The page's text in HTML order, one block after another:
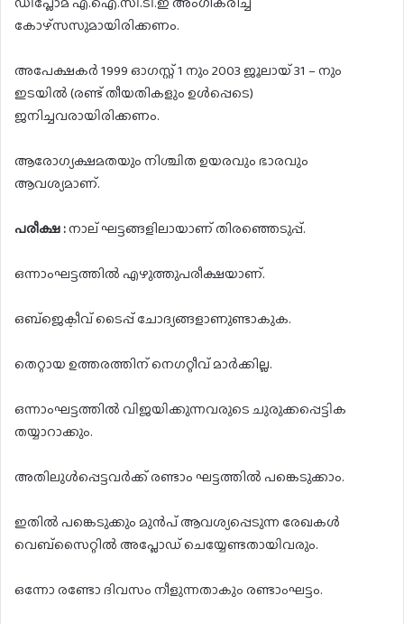
കോഴ്സസുമായിരിക്കണം.
അപേക്ഷകർ 1999 ഓഗസ്റ്റ് 1 നും 2003 ജൂലായ് 31 – നും
ഇടയിൽ (രണ്ട് തീയതികളും ഉൾപ്പെടെ)
ജനിച്ചവരായിരിക്കണം.
ആരോഗ്യക്ഷമതയും നിശ്ചിത ഉയരവും ഭാരവും
ആവശ്യമാണ്.
പരീക്ഷ :നാല് ഘട്ടങ്ങളിലായാണ് തിരഞ്ഞെടുപ്പ്.
ഒന്നാംഘട്ടത്തിൽ എഴുത്തുപരീക്ഷയാണ്.
ഒബ്ജെക്ടീവ് ടൈപ്പ് ചോദ്യങ്ങളാണുണ്ടാകുക.
തെറ്റായ ഉത്തരത്തിന് നെഗറ്റീവ് മാർക്കില്ല.
ഒന്നാംഘട്ടത്തിൽ വിജയിക്കുന്നവരുടെ ചുരുക്കപ്പെട്ടിക
തയ്യാറാക്കും.
അതിലുൾപ്പെട്ടവർക്ക് രണ്ടാം ഘട്ടത്തിൽ പങ്കെടുക്കാം.
ഇതിൽ പങ്കെടുക്കും മുൻപ് ആവശ്യപ്പെടുന്ന രേഖകൾ
വെബ്സൈറ്റിൽ അപ്ലോഡ് ചെയ്യേണ്ടതായിവരും.
ഒന്നോ രണ്ടോ ദിവസം നീളുന്നതാകും രണ്ടാംഘട്ടം.